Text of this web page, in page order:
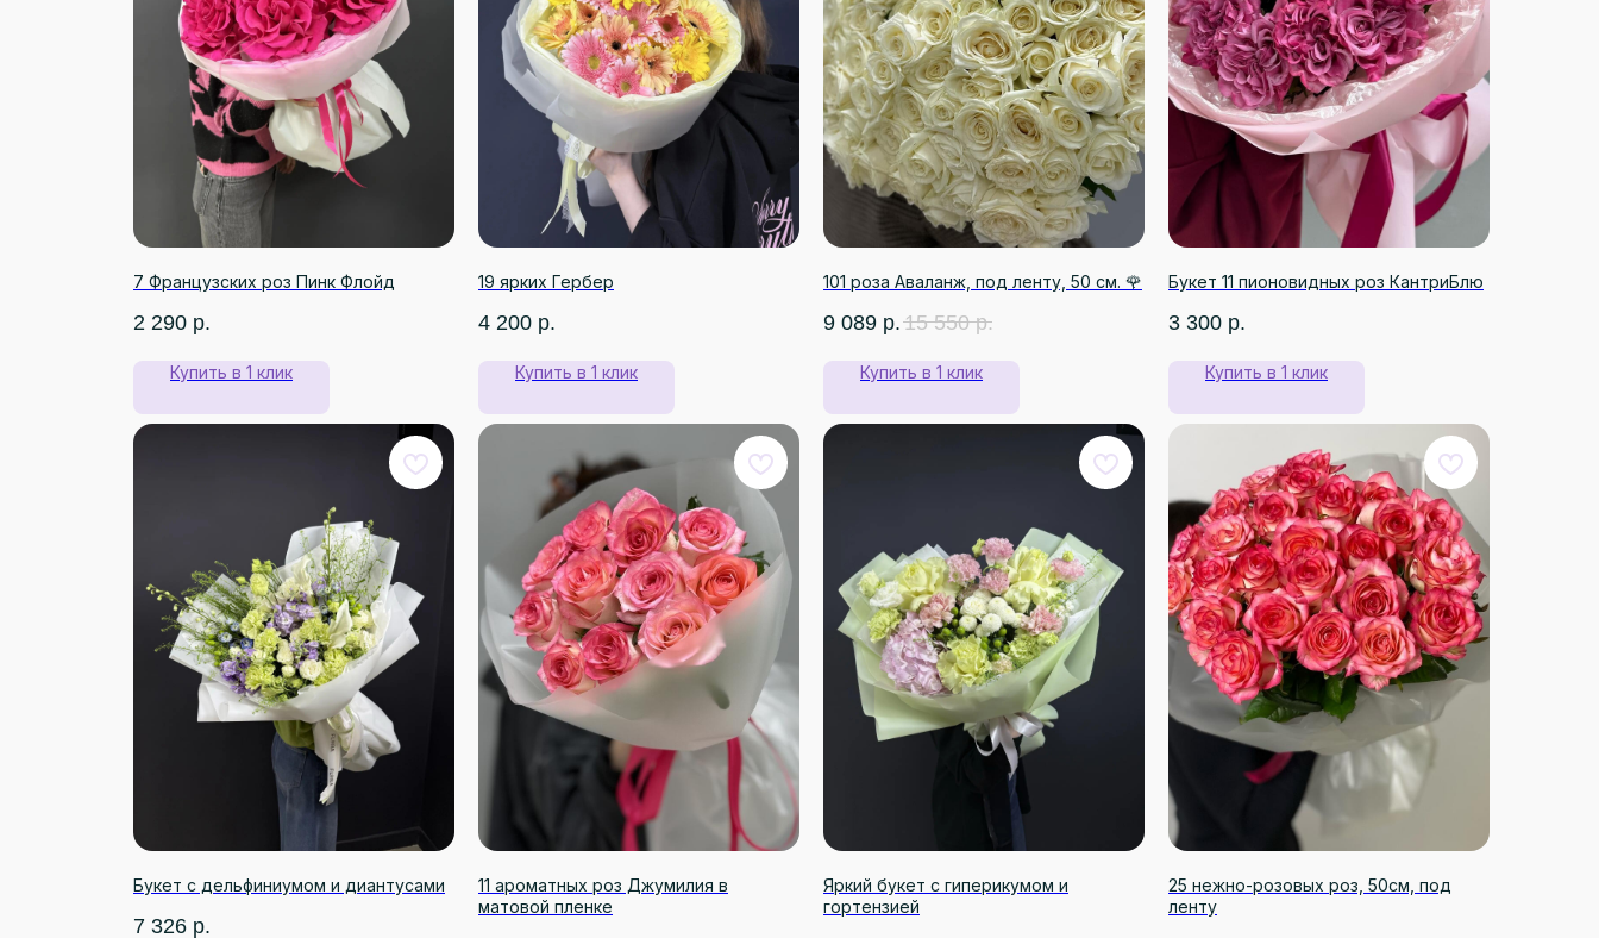
7 Французских роз Пинк Флойд
2 290 р.
Купить в 1 клик
19 ярких Гербер
4 200 р.
Купить в 1 клик
101 роза Аваланж, под ленту, 50 см. 🌹
9 089 р. 15 550 р.
Купить в 1 клик
Букет 11 пионовидных роз КантриБлю
3 300 р.
Купить в 1 клик
Букет с дельфиниумом и диантусами
7 326 р.
11 ароматных роз Джумилия в
матовой пленке
Яркий букет с гиперикумом и
гортензией
25 нежно-розовых роз, 50см, под
ленту